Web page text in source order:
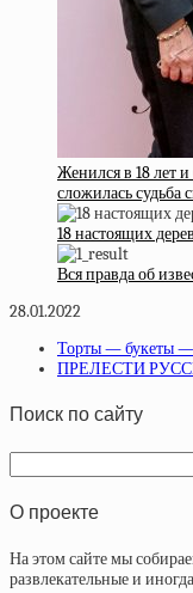
Женился в 18 лет
сложилась судьба
18 настоящих
Вся правда об
28.01.2022
Торты — букеты —
ПРЕЛЕСТИ
Поиск по сайту
О проекте
На этом сайте мы
развлекательные и